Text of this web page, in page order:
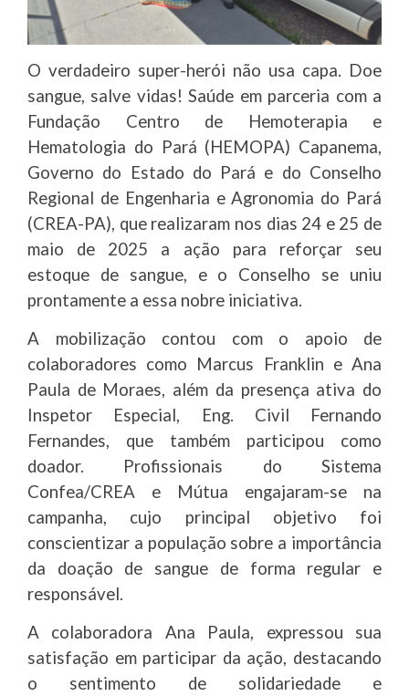
O verdadeiro super-herói não usa capa. Doe
sangue, salve vidas! Saúde em parceria com a
Fundação Centro de Hemoterapia e
Hematologia do Pará (HEMOPA) Capanema,
Governo do Estado do Pará e do Conselho
Regional de Engenharia e Agronomia do Pará
(CREA-PA), que realizaram nos dias 24 e 25 de
maio de 2025 a ação para reforçar seu
estoque de sangue, e o Conselho se uniu
prontamente a essa nobre iniciativa.
A mobilização contou com o apoio de
colaboradores como Marcus Franklin e Ana
Paula de Moraes, além da presença ativa do
Inspetor Especial, Eng. Civil Fernando
Fernandes, que também participou como
doador. Profissionais do Sistema
Confea/CREA e Mútua engajaram-se na
campanha, cujo principal objetivo foi
conscientizar a população sobre a importância
da doação de sangue de forma regular e
responsável.
A colaboradora Ana Paula, expressou sua
satisfação em participar da ação, destacando
o sentimento de solidariedade e